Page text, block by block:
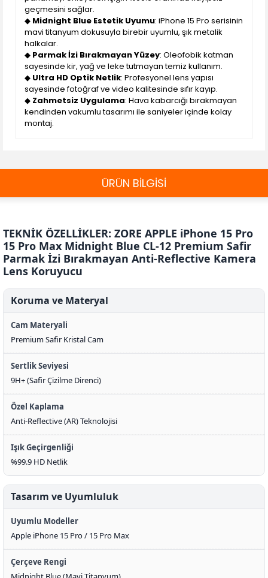
geçmesini sağlar.
◆ Midnight Blue Estetik Uyumu: iPhone 15 Pro serisinin
mavi titanyum dokusuyla birebir uyumlu, şık metalik
halkalar.
◆ Parmak İzi Bırakmayan Yüzey: Oleofobik katman
sayesinde kir, yağ ve leke tutmayan temiz kullanım.
◆ Ultra HD Optik Netlik: Profesyonel lens yapısı
sayesinde fotoğraf ve video kalitesinde sıfır kayıp.
◆ Zahmetsiz Uygulama: Hava kabarcığı bırakmayan
kendinden vakumlu tasarımı ile saniyeler içinde kolay
montaj.
ÜRÜN BİLGİSİ
TEKNİK ÖZELLİKLER: ZORE APPLE iPhone 15 Pro
15 Pro Max Midnight Blue CL-12 Premium Safir
Parmak İzi Bırakmayan Anti-Reflective Kamera
Lens Koruyucu
Koruma ve Materyal
Cam Materyali
Premium Safir Kristal Cam
Sertlik Seviyesi
9H+ (Safir Çizilme Direnci)
Özel Kaplama
Anti-Reflective (AR) Teknolojisi
Işık Geçirgenliği
%99.9 HD Netlik
Tasarım ve Uyumluluk
Uyumlu Modeller
Apple iPhone 15 Pro / 15 Pro Max
Çerçeve Rengi